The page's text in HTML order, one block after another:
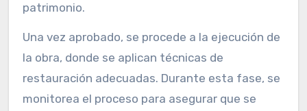
patrimonio.
Una vez aprobado, se procede a la ejecución de
la obra, donde se aplican técnicas de
restauración adecuadas. Durante esta fase, se
monitorea el proceso para asegurar que se